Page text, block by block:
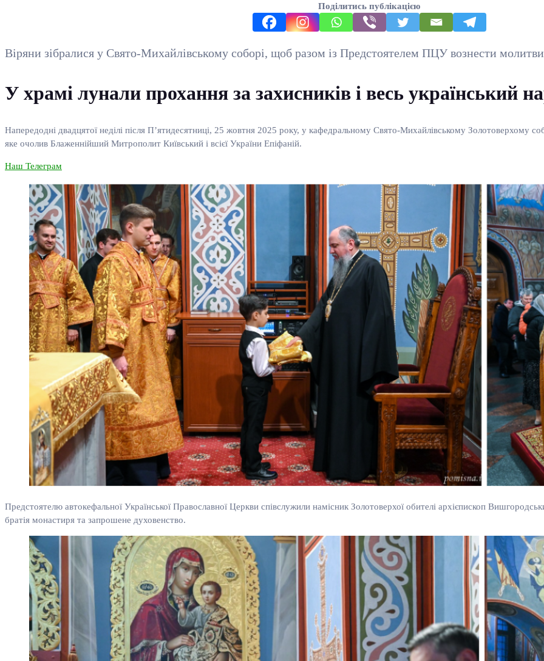
Поділитись публікацією
Віряни зібралися у Свято-Михайлівському соборі, щоб разом із Предстоятелем ПЦУ вознести молитви
У храмі лунали прохання за захисників і весь український
Напередодні двадцятої неділі після П’ятидесятниці, 25 жовтня 2025 року, у кафедральному Свято-Михайлівському Золотоверхому
яке очолив Блаженнійший Митрополит Київський і всієї України Епіфаній.
Наш Телеграм
Предстоятелю автокефальної Української Православної Церкви співслужили намісник Золотоверхої обителі архієпископ
братія монастиря та запрошене духовенство.